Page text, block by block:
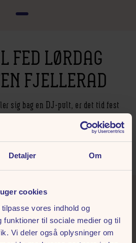
Detaljer Om
cookies
vores indhold og
funktioner til sociale medier og til
Vi deler også oplysninger om
FED LØRDAG
FJELLERAD
sig bag en DJ-pult, er det tid fest
fra de nyeste hits til klassikere fra
Fjellerad for, at det er umuligt at stå
aften, når Fjellerad mixer.
EKSTRA